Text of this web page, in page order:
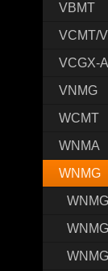
VBMT
VCMT/
VCGX-
VNMG
WCMT
WNMA
WNMG